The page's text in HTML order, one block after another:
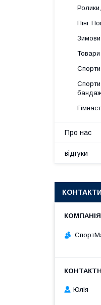
Пінг
Про нас
відгуки
КОНТАКТИ
Юлія